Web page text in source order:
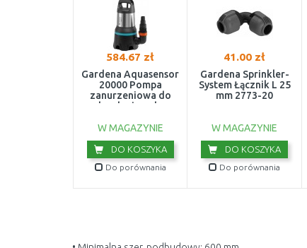
584.67 zł
Gardena Aquasensor
20000 Pompa
zanurzeniowa do
brudnej wody
9044-20
W MAGAZYNIE
DO KOSZYKA
Do porównania
41.00 zł
Gardena Sprinkler-
System Łącznik L 25
mm 2773-20
W MAGAZYNIE
DO KOSZYKA
Do porównania